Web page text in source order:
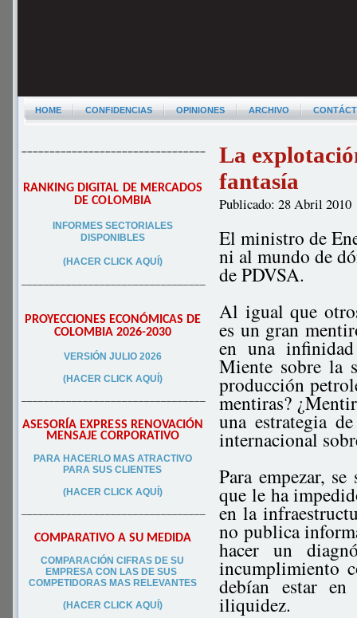
HOME CONFIDENCIAS OPINIONES ARCHIVO
–––––––––––––––––––––––––––––––––
RANKING DIGITAL DE MERCADOS
DE COLOMBIA
INFORMES SECTORIALES
DISPONIBLES
(HACER CLICK AQUÍ)
–––––––––––––––––––––––––––––––––
PROYECCIONES ECONÓMICAS DE
COLOMBIA 2026-2030
VERSIÓN JULIO 2026
(HACER CLICK AQUÍ)
–––––––––––––––––––––––––––––––––
ASESORÍA EXPRESS RENOVACIÓN
MENSAJE CORPORATIVO
PARA HACERLO MAS ATRACTIVO
PARA SUS CLIENTES
(HACER CLICK AQUÍ)
–––––––––––––––––––––––––––––––––
COMPARATIVO A SU MEDIDA
COMPARACIÓN CIFRAS DE SU
EMPRESA CON LAS DE SUS
COMPETIDORAS MAS RELEVANTES
(HACER CLICK AQUÍ)
La
fantasía
Publicado: 28 Abril 2010
El ministro de
ni al mundo de
de PDVSA.
Al igual que
es un gran
en una
Miente sobre la
producción
mentiras?
una estrategia
internacional
Para empezar,
que le ha
en la
no publica
hacer un
incumplimiento
debían estar
iliquidez.